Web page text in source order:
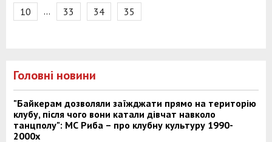
10
… 33 34 35
Головні новини
"Байкерам дозволяли заїжджати прямо на територію
клубу, після чого вони катали дівчат навколо
танцполу": МС Риба – про клубну культуру 1990-
2000х